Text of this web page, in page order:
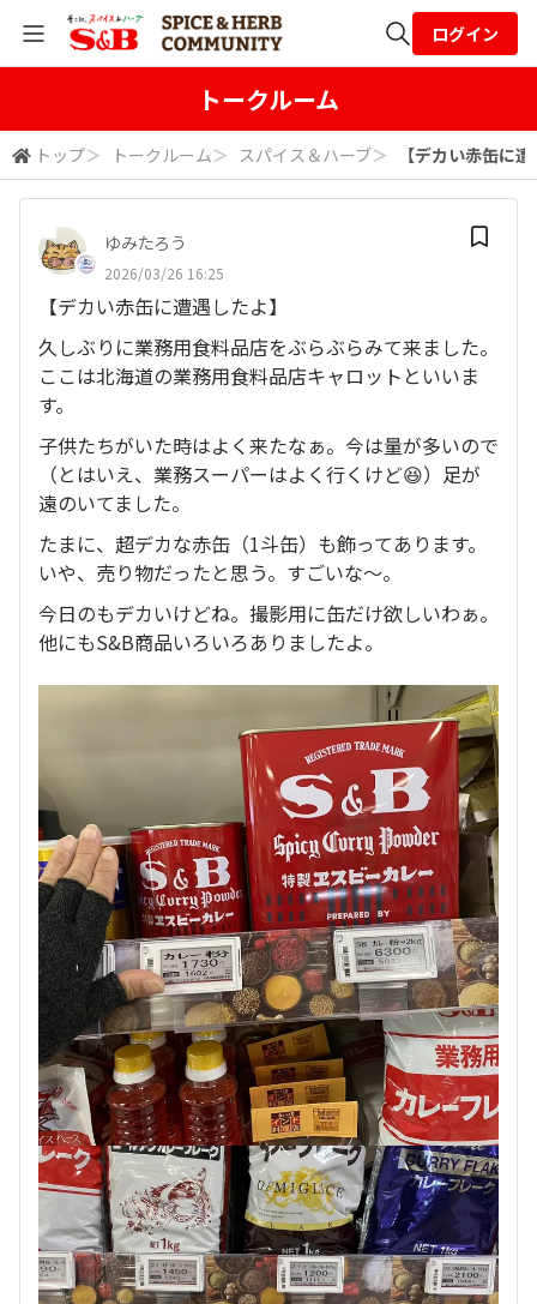
検索
ログイン
トークルーム
トップ＞ トークルーム＞ スパイス＆ハーブ＞ 【デカい赤缶に
ゆみたろう
2026/03/26 16:25
【デカい赤缶に遭遇したよ】
久しぶりに業務用食料品店をぶらぶらみて来ました。
ここは北海道の業務用食料品店キャロットといいま
す。
子供たちがいた時はよく来たなぁ。今は量が多いので
（とはいえ、業務スーパーはよく行くけど😆）足が
遠のいてました。
たまに、超デカな赤缶（1斗缶）も飾ってあります。
いや、売り物だったと思う。すごいな〜。
今日のもデカいけどね。撮影用に缶だけ欲しいわぁ。
他にもS&B商品いろいろありましたよ。